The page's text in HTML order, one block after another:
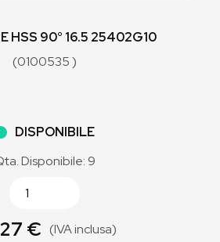
HSS 90° 16.5 25402G10
(0100535 )
DISPONIBILE
Disponibile: 9
€ (IVA inclusa)